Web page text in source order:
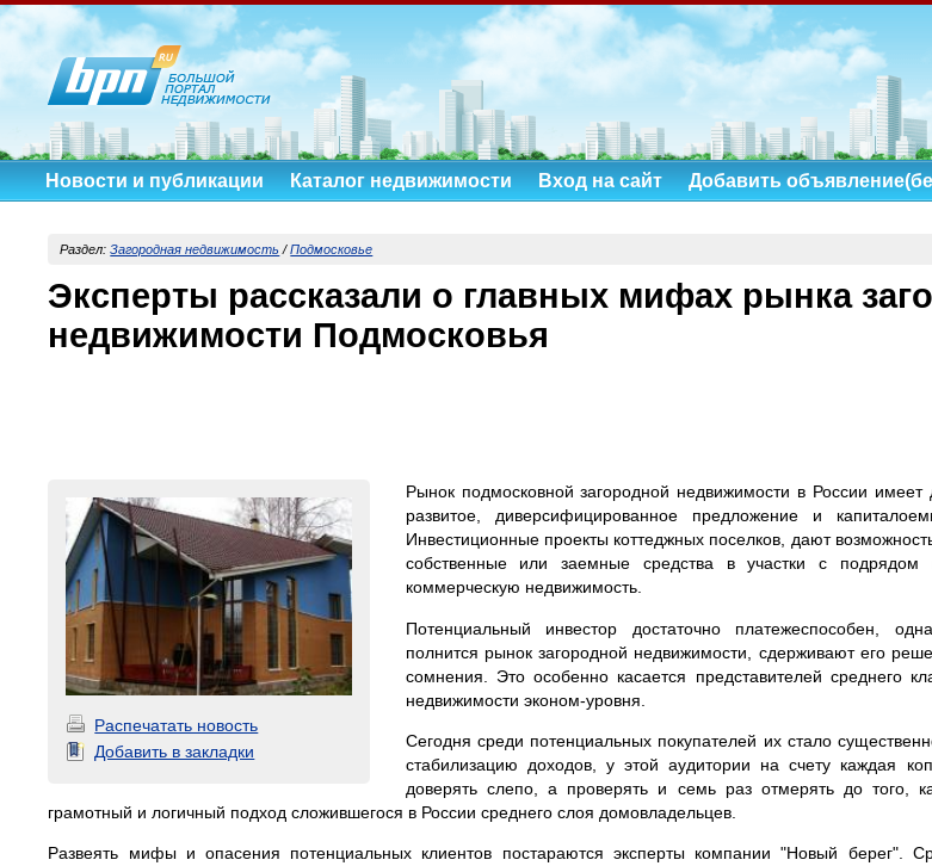
Новости и публикации Каталог недвижимости Вход на сайт Добавить
Раздел:Загородная недвижимость /Подмосковье
Эксперты рассказали о главных мифах рынка
недвижимости Подмосковья
Распечатать новость
Добавить в закладки
Рынок подмосковной загородной недвижимости в России имеет
развитое, диверсифицированное предложение и
Инвестиционные проекты коттеджных поселков, дают
собственные или заемные средства в участки с
коммерческую недвижимость.
Потенциальный инвестор достаточно платежеспособен,
полнится рынок загородной недвижимости, сдерживают его
сомнения. Это особенно касается представителей среднего
недвижимости эконом-уровня.
Сегодня среди потенциальных покупателей их стало
стабилизацию доходов, у этой аудитории на счету каждая
доверять слепо, а проверять и семь раз отмерять до того,
грамотный и логичный подход сложившегося в России среднего слоя домовладельцев.
Развеять мифы и опасения потенциальных клиентов постараются эксперты компании "Новый берег".